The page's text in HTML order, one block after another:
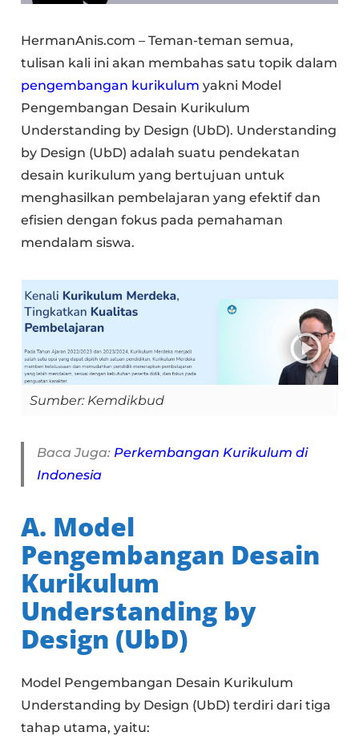
HermanAnis.com – Teman-teman semua,
tulisan kali ini akan membahas satu topik dalam
pengembangan kurikulum yakni Model
Pengembangan Desain Kurikulum
Understanding by Design (UbD). Understanding
by Design (UbD) adalah suatu pendekatan
desain kurikulum yang bertujuan untuk
menghasilkan pembelajaran yang efektif dan
efisien dengan fokus pada pemahaman
mendalam siswa.
Sumber: Kemdikbud
Baca Juga: Perkembangan Kurikulum di
Indonesia
A. Model
Pengembangan Desain
Kurikulum
Understanding by
Design (UbD)
Model Pengembangan Desain Kurikulum
Understanding by Design (UbD) terdiri dari tiga
tahap utama, yaitu: